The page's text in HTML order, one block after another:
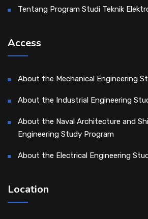
Tentang Program Studi Teknik
Access
About the Mechanical Engineering
About the Industrial Engineering
About the Naval Architecture and
Engineering Study Program
About the Electrical Engineering
Location